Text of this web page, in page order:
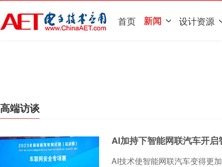
首页 新闻 设计资源
高端访谈
AI加持下智能网联汽车开启
AI技术使智能网联汽车变得更